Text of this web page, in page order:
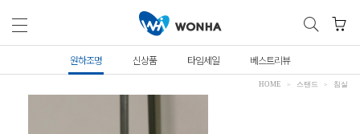
원하조명 신상품 타임세일 베스트리뷰
HOME 스탠드 침실